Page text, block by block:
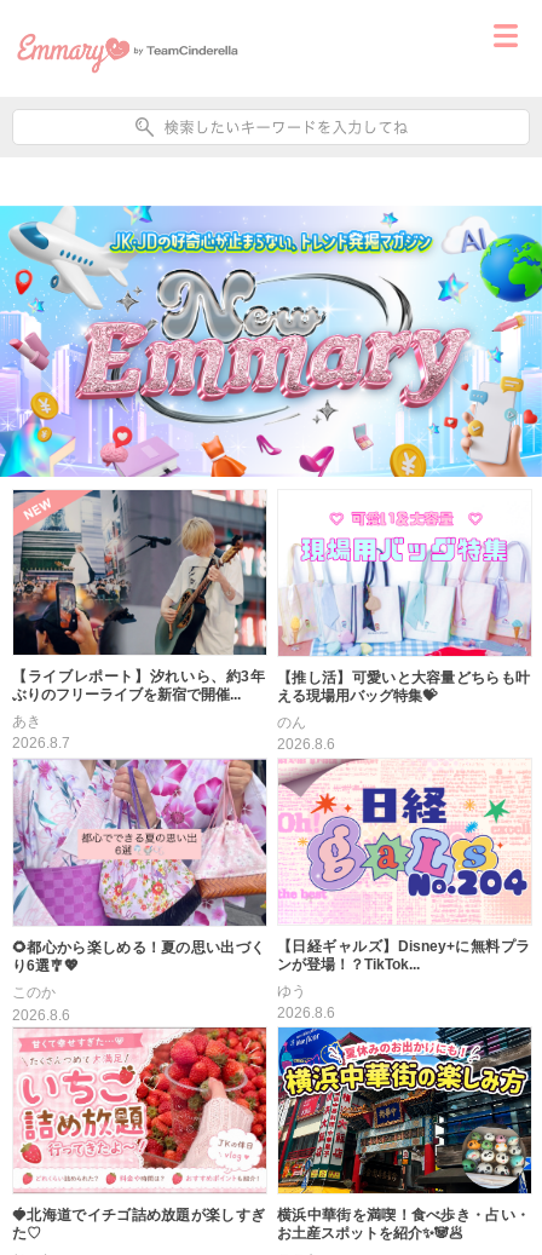
【ライブレポート】汐れいら、約3年
ぶりのフリーライブを新宿で開催...
あき
2026.8.7
【推し活】可愛いと大容量どちらも叶
える現場用バッグ特集💝
のん
2026.8.6
🌻都心から楽しめる！夏の思い出づく
り6選🎐💖
このか
2026.8.6
【日経ギャルズ】Disney+に無料プラ
ンが登場！？TikTok...
ゆう
2026.8.6
🍓北海道でイチゴ詰め放題が楽しすぎ
た♡
横浜中華街を満喫！食べ歩き・占い・
お土産スポットを紹介✨🐼🥟